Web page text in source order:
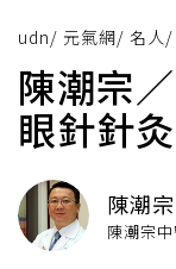
udn/ 元氣網/ 名人/
陳潮宗
眼針針
陳潮宗
陳潮宗